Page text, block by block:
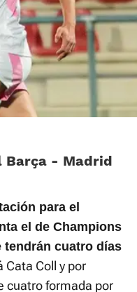
Barça - Madrid
para el
el de Champions
tendrán cuatro días
Cata Coll y por
cuatro formada por